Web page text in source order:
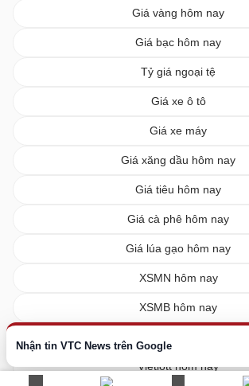
Nhận tin VTC News trên Google
Giá vàng hôm nay
Giá bạc hôm nay
Tỷ giá ngoại tệ
Giá xe ô tô
Giá xe máy
Giá xăng dầu hôm nay
Giá tiêu hôm nay
Giá cà phê hôm nay
Giá lúa gạo hôm nay
XSMN hôm nay
XSMB hôm nay
Vietlott hôm nay